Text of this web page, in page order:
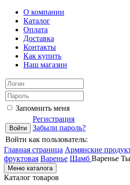
О компании
Каталог
Оплата
Доставка
Контакты
Как купить
Наш магазин
Запомнить меня
Регистрация
Забыли пароль?
Войти как пользователь:
Главная страница Армянские
фруктовая Варенье Шамб Варенье
Меню каталога
Каталог товаров